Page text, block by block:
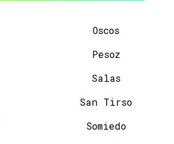
Oscos
Pesoz
Salas
San Tirso
Somiedo